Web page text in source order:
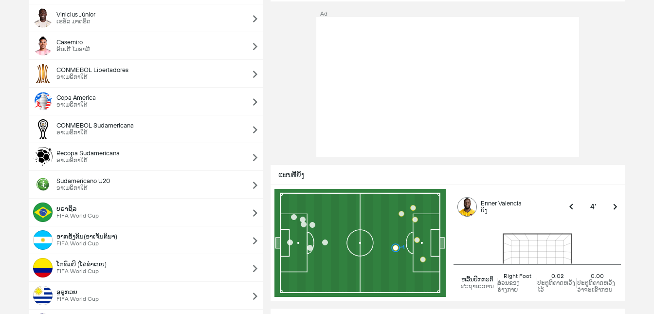
Vinicius Júnior
ເຣອັລ ມາດຣິດ
Casemiro
ອິນເຕີີ ໄມອາມີ
CONMEBOL Libertadores
ອາເມຣິກາໃຕ້
Copa America
ອາເມຣິກາໃຕ້
CONMEBOL Sudamericana
ອາເມຣິກາໃຕ້
Recopa Sudamericana
ອາເມຣິກາໃຕ້
Sudamericano U20
ອາເມຣິກາໃຕ້
ບຣາຊິລ
FIFA World Cup
ອາກຊັງຕິນ(ອາເຈັນຕິນາ)
FIFA World Cup
ໂກລົມບີ (ໂຄລຳເບຍ)
FIFA World Cup
ອູຣູກວຍ
FIFA World Cup
ແຜນທີ່ຍິງ
Enner Valencia
ບັງ 4'
ຫລີ້ນປົກກະຕິ
ສະຖານະການ
Right Foot
ສ່ວນຂອງ
ຮ່າງກາຍ
0.02
ປະຕູທີຄາດຫວັງ
ໄວ້
0.00
ປະຕູທີຄາດຫວັງ
ວ່າຈະເຂົ້າກອບ
Ad